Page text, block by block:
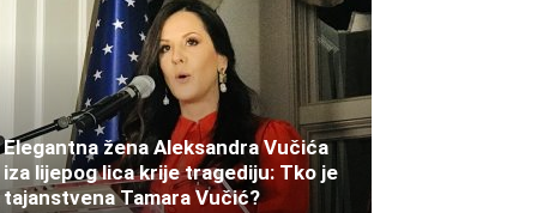
Elegantna žena Aleksandra Vučića
iza lijepog lica krije tragediju: Tko je
tajanstvena Tamara Vučić?